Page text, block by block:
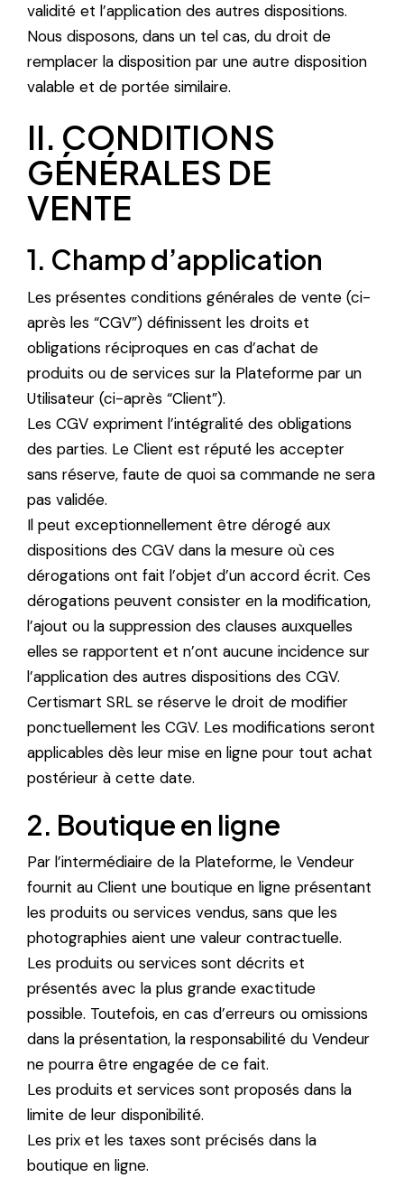
validité et l’application des autres dispositions.
Nous disposons, dans un tel cas, du droit de
remplacer la disposition par une autre disposition
valable et de portée similaire.
II. CONDITIONS
GÉNÉRALES DE
VENTE
1. Champ d’application
Les présentes conditions générales de vente (ci-
après les “CGV”) définissent les droits et
obligations réciproques en cas d’achat de
produits ou de services sur la Plateforme par un
Utilisateur (ci-après “Client”).
Les CGV expriment l’intégralité des obligations
des parties. Le Client est réputé les accepter
sans réserve, faute de quoi sa commande ne sera
pas validée.
Il peut exceptionnellement être dérogé aux
dispositions des CGV dans la mesure où ces
dérogations ont fait l’objet d’un accord écrit. Ces
dérogations peuvent consister en la modification,
l’ajout ou la suppression des clauses auxquelles
elles se rapportent et n’ont aucune incidence sur
l’application des autres dispositions des CGV.
Certismart SRL se réserve le droit de modifier
ponctuellement les CGV. Les modifications seront
applicables dès leur mise en ligne pour tout achat
postérieur à cette date.
2. Boutique en ligne
Par l’intermédiaire de la Plateforme, le Vendeur
fournit au Client une boutique en ligne présentant
les produits ou services vendus, sans que les
photographies aient une valeur contractuelle.
Les produits ou services sont décrits et
présentés avec la plus grande exactitude
possible. Toutefois, en cas d’erreurs ou omissions
dans la présentation, la responsabilité du Vendeur
ne pourra être engagée de ce fait.
Les produits et services sont proposés dans la
limite de leur disponibilité.
Les prix et les taxes sont précisés dans la
boutique en ligne.